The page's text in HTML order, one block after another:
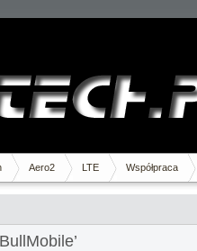
Aero2 LTE Współpraca